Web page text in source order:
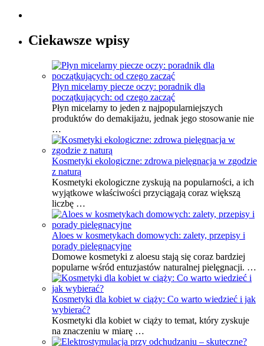
Ciekawsze wpisy
Płyn micelarny piecze oczy: poradnik dla
początkujących: od czego zacząć
Płyn micelarny to jeden z najpopularniejszych
produktów do demakijażu, jednak jego stosowanie nie
…
Kosmetyki ekologiczne: zdrowa pielęgnacja w zgodzie
z naturą
Kosmetyki ekologiczne zyskują na popularności, a ich
wyjątkowe właściwości przyciągają coraz większą
liczbę …
Aloes w kosmetykach domowych: zalety, przepisy i
porady pielęgnacyjne
Domowe kosmetyki z aloesu stają się coraz bardziej
popularne wśród entuzjastów naturalnej pielęgnacji. …
Kosmetyki dla kobiet w ciąży: Co warto wiedzieć i jak
wybierać?
Kosmetyki dla kobiet w ciąży to temat, który zyskuje
na znaczeniu w miarę …